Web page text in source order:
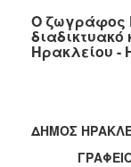
2022
2021
Ο ζωγράφος
Ηρακλείου -
ΔΗΜΟΣ
ΓΡΑΦΕΙΟ